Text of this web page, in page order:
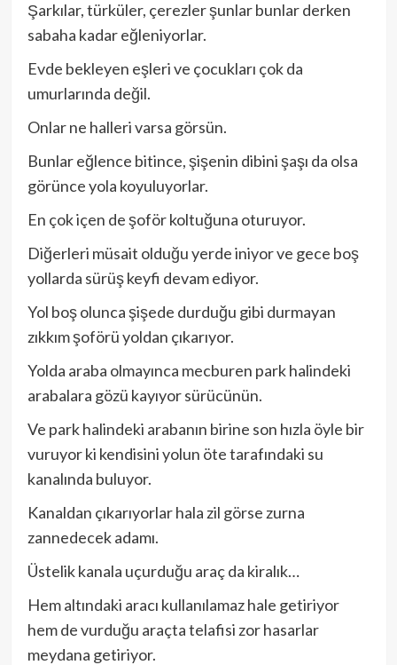
Şarkılar, türküler, çerezler şunlar bunlar derken
sabaha kadar eğleniyorlar.
Evde bekleyen eşleri ve çocukları çok da
umurlarında değil.
Onlar ne halleri varsa görsün.
Bunlar eğlence bitince, şişenin dibini şaşı da olsa
görünce yola koyuluyorlar.
En çok içen de şoför koltuğuna oturuyor.
Diğerleri müsait olduğu yerde iniyor ve gece boş
yollarda sürüş keyfi devam ediyor.
Yol boş olunca şişede durduğu gibi durmayan
zıkkım şoförü yoldan çıkarıyor.
Yolda araba olmayınca mecburen park halindeki
arabalara gözü kayıyor sürücünün.
Ve park halindeki arabanın birine son hızla öyle bir
vuruyor ki kendisini yolun öte tarafındaki su
kanalında buluyor.
Kanaldan çıkarıyorlar hala zil görse zurna
zannedecek adamı.
Üstelik kanala uçurduğu araç da kiralık…
Hem altındaki aracı kullanılamaz hale getiriyor
hem de vurduğu araçta telafisi zor hasarlar
meydana getiriyor.